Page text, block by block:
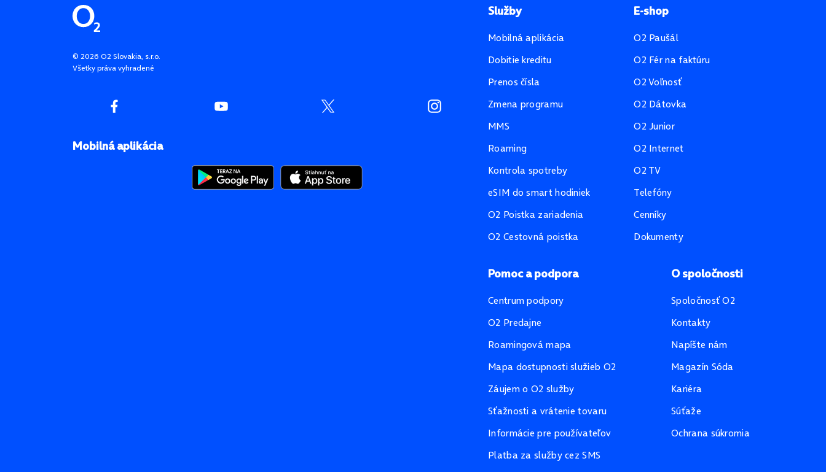
Pätička stránky
© 2026 O2 Slovakia, s.r.o.
Všetky práva vyhradené
Mobilná aplikácia
Služby
Mobilná aplikácia
Dobitie kreditu
Prenos čísla
Zmena programu
MMS
Roaming
Kontrola spotreby
eSIM do smart hodiniek
O2 Poistka zariadenia
O2 Cestovná poistka
E-shop
O2 Paušál
O2 Fér na faktúru
O2 Voľnosť
O2 Dátovka
O2 Junior
O2 Internet
O2 TV
Telefóny
Cenníky
Dokumenty
Pomoc a podpora
Centrum podpory
O2 Predajne
Roamingová mapa
Mapa dostupnosti služieb O2
Záujem o O2 služby
Sťažnosti a vrátenie tovaru
Informácie pre používateľov
Platba za služby cez SMS
O spoločnosti
Spoločnosť O2
Kontakty
Napíšte nám
Magazín Sóda
Kariéra
Súťaže
Ochrana súkromia